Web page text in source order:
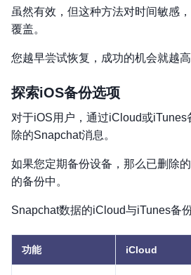
虽然有效，但这种方法对时间敏感
覆盖。
您越早尝试恢复，成功的机会就越高
探索iOS备份选项
对于iOS用户，通过iCloud或iTunes
除的Snapchat消息。
如果您定期备份设备，那么已删除
的备份中。
Snapchat数据的iCloud与iTunes备份
功能 iCloud